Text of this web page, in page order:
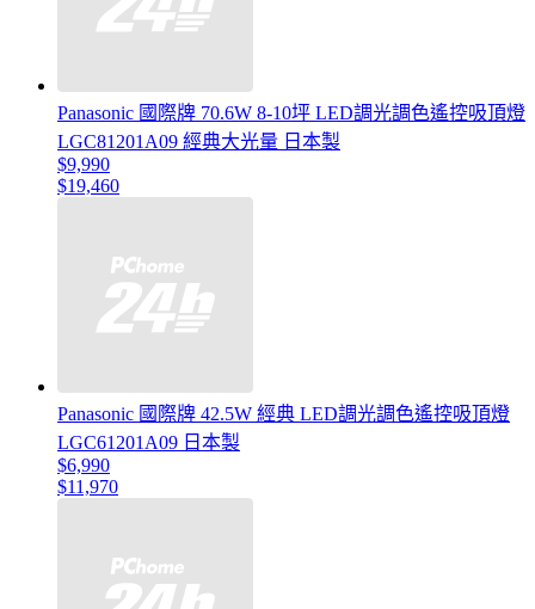
Panasonic 國際牌 70.6W 8-10坪 LED調光調色遙控吸頂燈
LGC81201A09 經典大光量 日本製
$9,990
$19,460
Panasonic 國際牌 42.5W 經典 LED調光調色遙控吸頂燈
LGC61201A09 日本製
$6,990
$11,970